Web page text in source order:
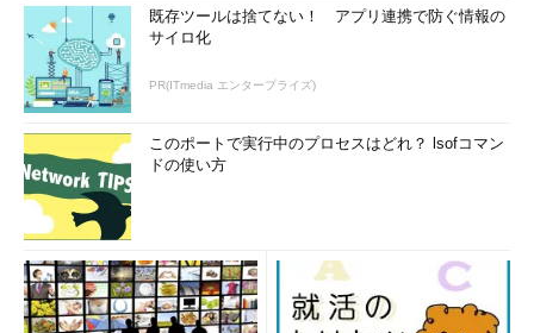
既存ツールは捨てない！ アプリ連携で防ぐ情報の
サイロ化
PR(ITmedia エンタープライズ)
このポートで実行中のプロセスはどれ？ lsofコマン
ドの使い方